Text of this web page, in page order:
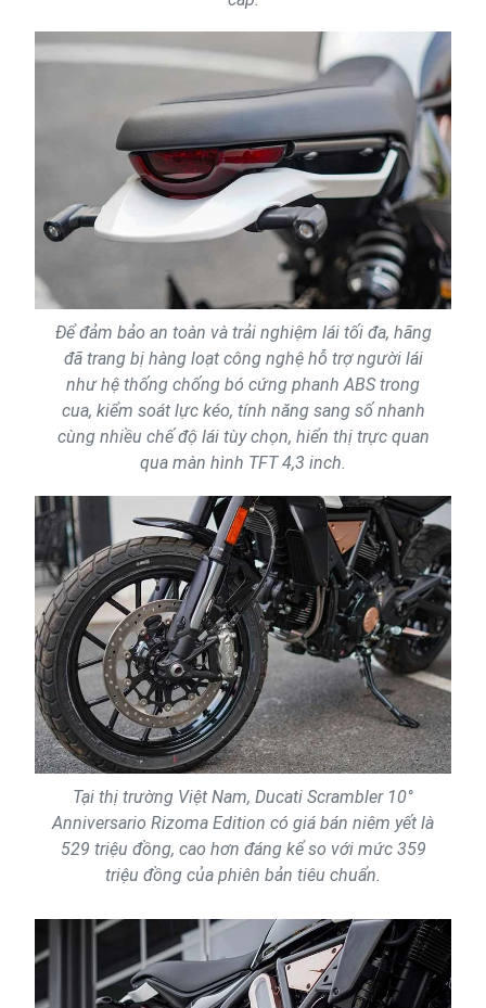
Để đảm bảo an toàn và trải nghiệm lái tối đa, hãng
đã trang bị hàng loạt công nghệ hỗ trợ người lái
như hệ thống chống bó cứng phanh ABS trong
cua, kiểm soát lực kéo, tính năng sang số nhanh
cùng nhiều chế độ lái tùy chọn, hiển thị trực quan
qua màn hình TFT 4,3 inch.
Tại thị trường Việt Nam, Ducati Scrambler 10°
Anniversario Rizoma Edition có giá bán niêm yết là
529 triệu đồng, cao hơn đáng kể so với mức 359
triệu đồng của phiên bản tiêu chuẩn.